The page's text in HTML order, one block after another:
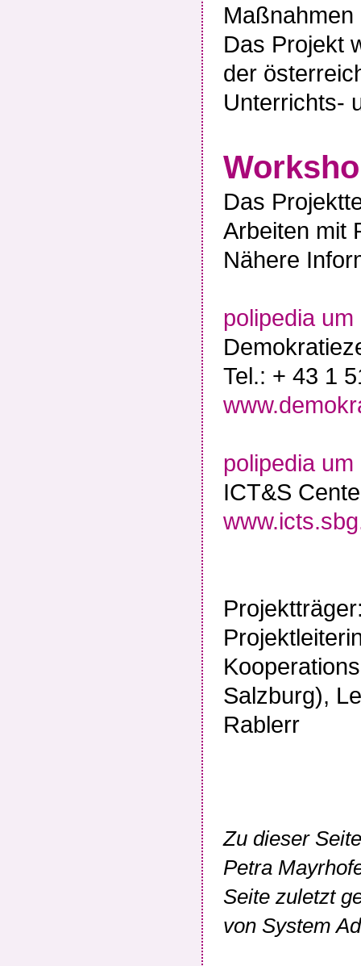
Das Projekt
der
Unterrichts-
Das
Arbeiten mit
Nähere
polipedia
Tel.: + 43 1
polipedia
ICT&S
Salzburg),
Rablerr
Zu dieser
Petra
Seite zuletzt
von System